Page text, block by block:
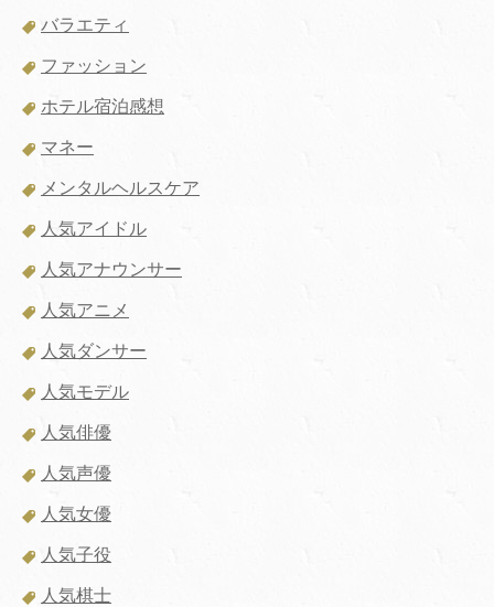
バラエティ
ファッション
ホテル宿泊感想
マネー
メンタルヘルスケア
人気アイドル
人気アナウンサー
人気アニメ
人気ダンサー
人気モデル
人気俳優
人気声優
人気女優
人気子役
人気棋士